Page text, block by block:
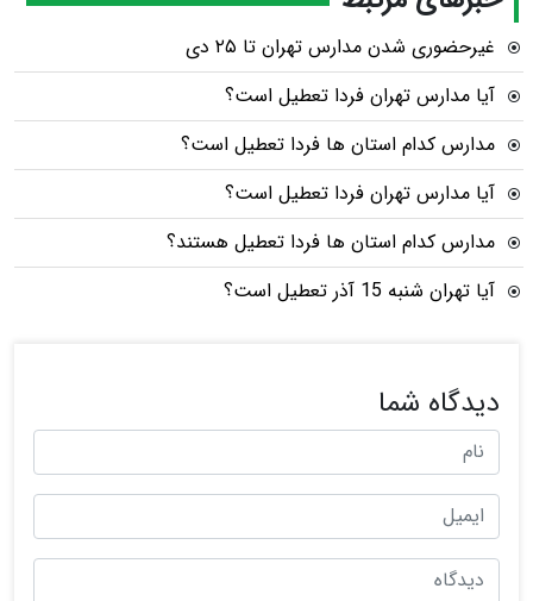
غیرحضوری شدن مدارس تهران تا ۲۵ دی
آیا مدارس تهران فردا تعطیل است؟
مدارس کدام استان ها فردا تعطیل است؟
آیا مدارس تهران فردا تعطیل است؟
مدارس کدام استان ها فردا تعطیل هستند؟
آیا تهران شنبه 15 آذر تعطیل است؟
دیدگاه شما